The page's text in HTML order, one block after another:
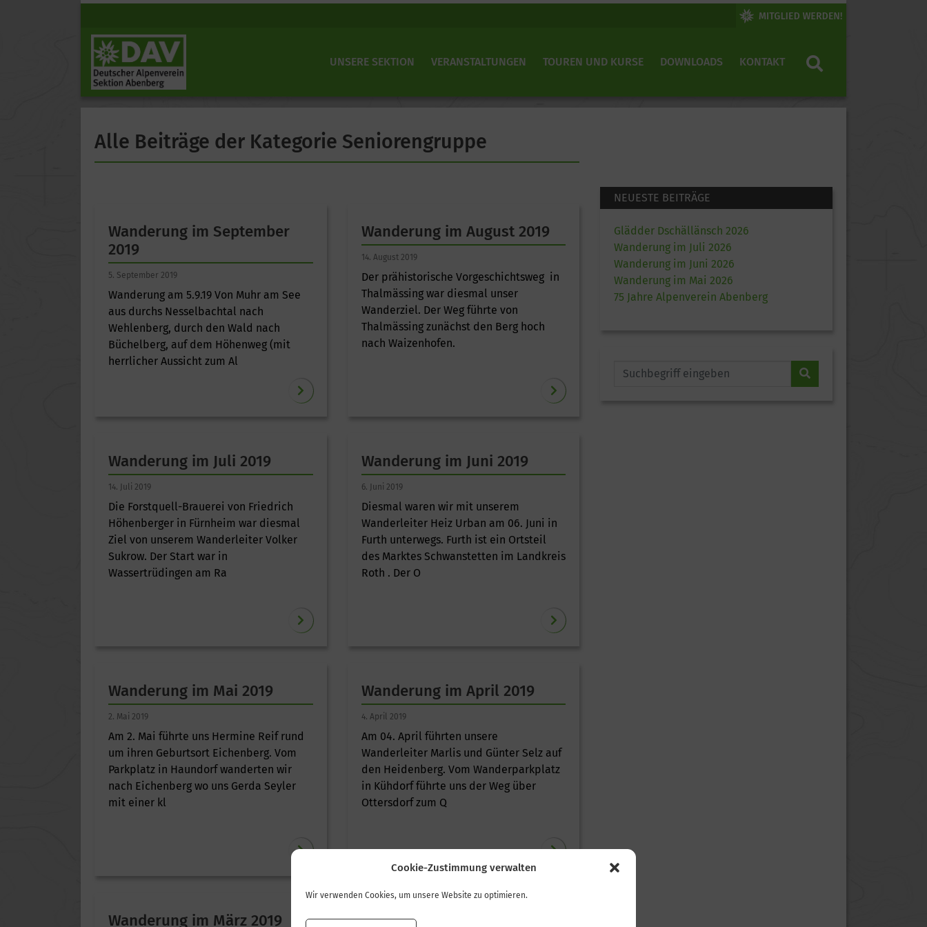
Cookie-Zustimmung verwalten
Wir verwenden Cookies, um unsere Website zu optimieren.
UNSERE SEKTION VERANSTALTUNGEN TOUREN UND KURSE DOWNLOADS KONTAKT
Alle Beiträge der Kategorie Seniorengruppe
Wanderung im September
2019
5. September 2019
Wanderung am 5.9.19 Von Muhr am See
aus durchs Nesselbachtal nach
Wehlenberg, durch den Wald nach
Büchelberg, auf dem Höhenweg (mit
herrlicher Aussicht zum Al
Wanderung im August 2019
14. August 2019
Der prähistorische Vorgeschichtsweg in
Thalmässing war diesmal unser
Wanderziel. Der Weg führte von
Thalmässing zunächst den Berg hoch
nach Waizenhofen.
Wanderung im Juli 2019
14. Juli 2019
Die Forstquell-Brauerei von Friedrich
Höhenberger in Fürnheim war diesmal
Ziel von unserem Wanderleiter Volker
Sukrow. Der Start war in
Wassertrüdingen am Ra
Wanderung im Juni 2019
6. Juni 2019
Diesmal waren wir mit unserem
Wanderleiter Heiz Urban am 06. Juni in
Furth unterwegs. Furth ist ein Ortsteil
des Marktes Schwanstetten im Landkreis
Roth . Der O
Wanderung im Mai 2019
2. Mai 2019
Am 2. Mai führte uns Hermine Reif rund
um ihren Geburtsort Eichenberg. Vom
Parkplatz in Haundorf wanderten wir
nach Eichenberg wo uns Gerda Seyler
mit einer kl
Wanderung im April 2019
4. April 2019
Am 04. April führten unsere
Wanderleiter Marlis und Günter Selz auf
den Heidenberg. Vom Wanderparkplatz
in Kühdorf führte uns der Weg über
Ottersdorf zum Q
Wanderung im März 2019 Wanderung im Februar 2019
NEUESTE BEITRÄGE
Glädder Dschällänsch 2026
Wanderung im Juli 2026
Wanderung im Juni 2026
Wanderung im Mai 2026
75 Jahre Alpenverein Abenberg